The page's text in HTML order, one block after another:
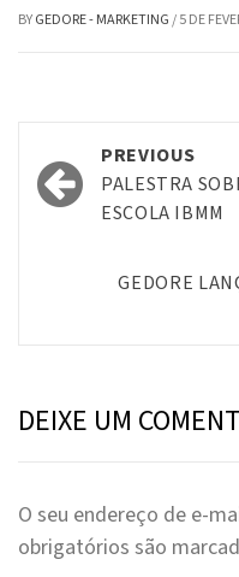
BYGEDORE - MARKETING/5 DE
Post
navigation
PREVIOUS
PALESTRA
ESCOLA IBMM
GEDORE
DEIXE UM
O seu endereço de e-
obrigatórios são